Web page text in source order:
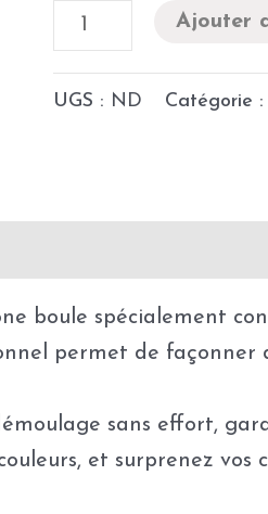
Ajouter
UGS : ND Catégorie :
boule spécialement
permet de façonner
sans effort,
et surprenez vos